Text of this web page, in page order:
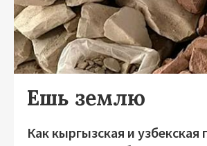
Ешь землю
Как кыргызская и